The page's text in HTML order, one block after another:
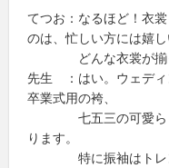
てつお：なるほど！衣
のは、忙しい方には嬉し
どんな衣裳が揃っ
先生 ：はい。ウェディ
卒業式用の袴、
七五三の可愛らし
ります。
特に振袖はトレン